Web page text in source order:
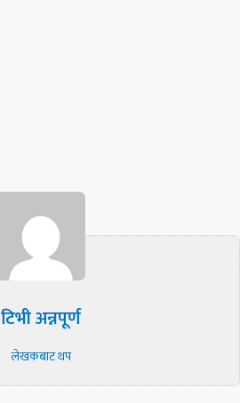
टिभी अन्नपूर्ण
लेखकबाट थप